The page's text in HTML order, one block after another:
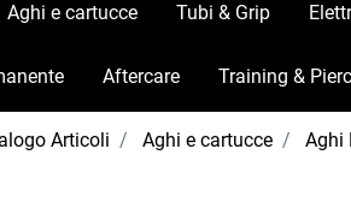
Aghi e cartucce Tubi & Grip
Aftercare Training &
Articoli Aghi e cartucce Aghi